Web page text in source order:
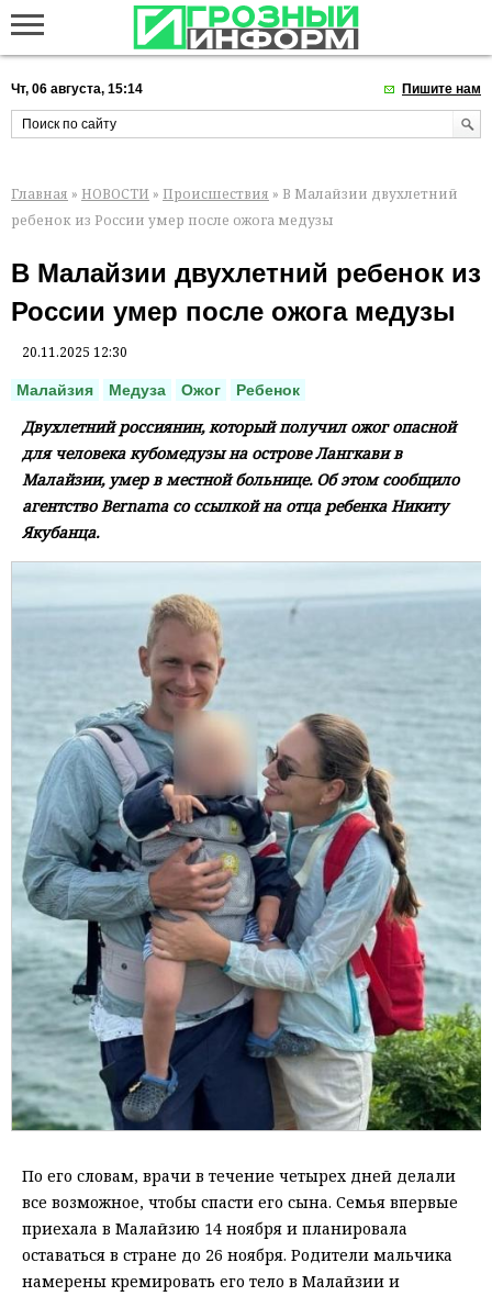
Чт, 06 августа, 15:14 Пишите нам
Главная » НОВОСТИ » Происшествия » В Малайзии двухлетний
ребенок из России умер после ожога медузы
В Малайзии двухлетний ребенок из
России умер после ожога медузы
20.11.2025 12:30
Малайзия Медуза Ожог Ребенок
Двухлетний россиянин, который получил ожог опасной
для человека кубомедузы на острове Лангкави в
Малайзии, умер в местной больнице. Об этом сообщило
агентство Bernama со ссылкой на отца ребенка Никиту
Якубанца.
По его словам, врачи в течение четырех дней делали
все возможное, чтобы спасти его сына. Семья впервые
приехала в Малайзию 14 ноября и планировала
оставаться в стране до 26 ноября. Родители мальчика
намерены кремировать его тело в Малайзии и